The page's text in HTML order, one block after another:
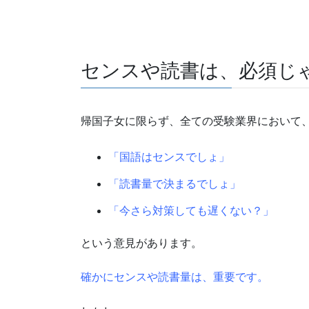
センスや読書は、必須じ
帰国子女に限らず、全ての受験業界において、
「国語はセンスでしょ」
「読書量で決まるでしょ」
「今さら対策しても遅くない？」
という意見があります。
確かにセンスや読書量は、重要です。